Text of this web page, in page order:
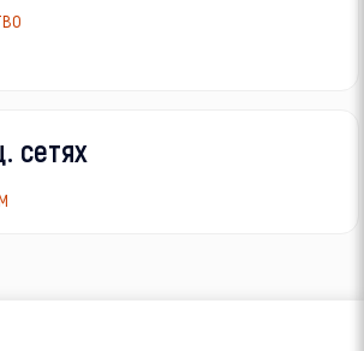
сетях